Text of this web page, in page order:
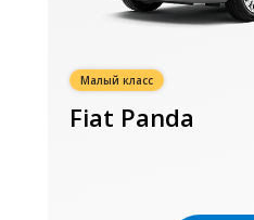
Малый класс
Fiat Panda